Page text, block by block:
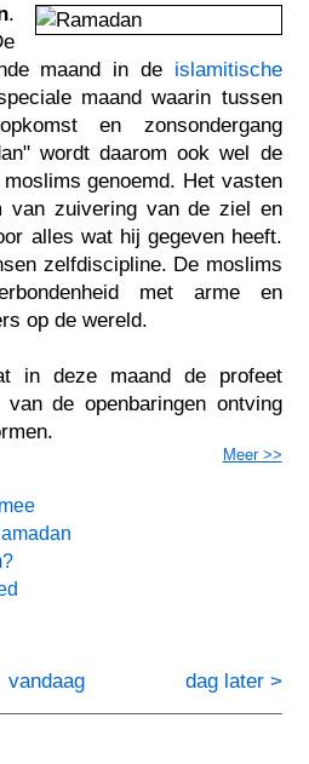
.
maand in de islamitische
maand waarin tussen
en zonsondergang
wordt daarom ook wel de
genoemd. Het vasten
van zuivering van de ziel en
alles wat hij gegeven heeft.
zelfdiscipline. De moslims
met arme en
op de wereld.
in deze maand de profeet
de openbaringen ontving
Meer >>
dag later >
vandaag